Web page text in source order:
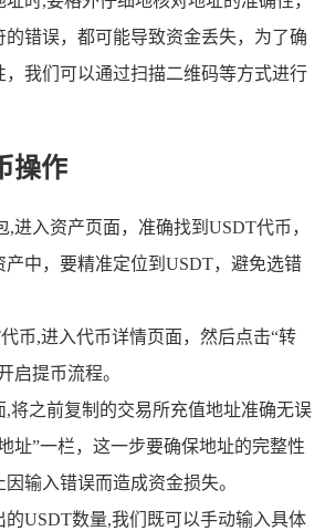
的错误，都可能导致资金丢失，为了确
，我们可以通过扫描二维码等方式进行
操作
,进入资产页面，准确找到USDT代币，
产中，要精准定位到USDT，避免选错
币,进入代币详情页面，然后点击“转
启提币流程。
,将之前复制的交易所充值地址准确无误
址”一栏，这一步要确保地址的完整性
输入错误而造成资金损失。
的USDT数量,我们既可以手动输入具体